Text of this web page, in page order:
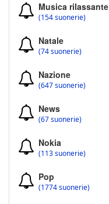
Musica rilassante
(154 suonerie)
Natale
(74 suonerie)
Nazione
(647 suonerie)
News
(67 suonerie)
Nokia
(113 suonerie)
Pop
(1774 suonerie)